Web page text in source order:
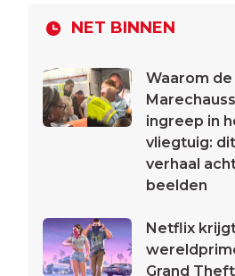
NET BINNEN
Waarom de
ingreep in
vliegtuig:
verhaal
beelden
Netflix
Grand